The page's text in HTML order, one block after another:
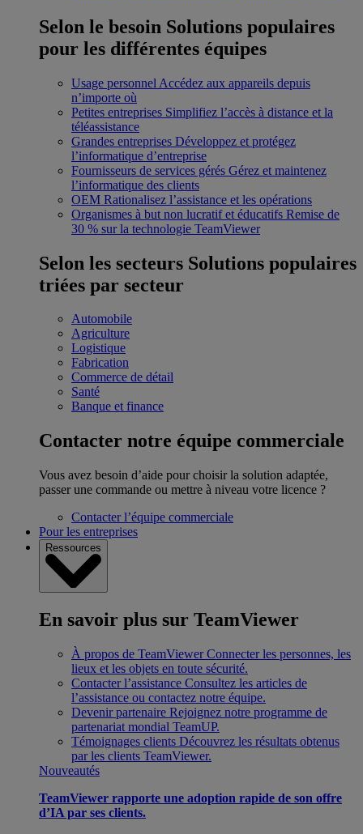
Selon le besoin Solutions populaires
pour les différentes équipes
Usage personnel Accédez aux appareils depuis
n’importe où
Petites entreprises Simplifiez l’accès à distance et la
téléassistance
Grandes entreprises Développez et protégez
l’informatique d’entreprise
Fournisseurs de services gérés Gérez et maintenez
l’informatique des clients
OEM Rationalisez l’assistance et les opérations
Organismes à but non lucratif et éducatifs Remise de
30 % sur la technologie TeamViewer
Selon les secteurs Solutions populaires
triées par secteur
Automobile
Agriculture
Logistique
Fabrication
Commerce de détail
Santé
Banque et finance
Contacter notre équipe commerciale
Vous avez besoin d’aide pour choisir la solution adaptée,
passer une commande ou mettre à niveau votre licence ?
Contacter l’équipe commerciale
Pour les entreprises
Ressources
En savoir plus sur TeamViewer
À propos de TeamViewer Connecter les personnes, les
lieux et les objets en toute sécurité.
Contacter l’assistance Consultez les articles de
l’assistance ou contactez notre équipe.
Devenir partenaire Rejoignez notre programme de
partenariat mondial TeamUP.
Témoignages clients Découvrez les résultats obtenus
par les clients TeamViewer.
Nouveautés
TeamViewer rapporte une adoption rapide de son offre
d’IA par ses clients.